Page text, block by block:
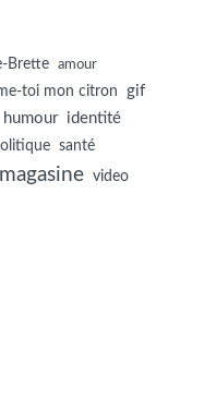
Brette amour
toi mon citron
gif
humour identité
santé
video